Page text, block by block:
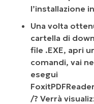
l’installazione
Una volta
cartella di
file .EXE, apri
comandi, vai
esegui
/? Verrà